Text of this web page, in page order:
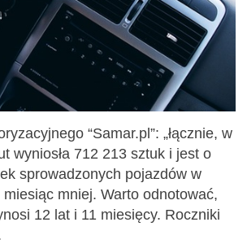
“Samar.pl”: „łącznie, w
wyniosła 712 213 sztuk i jest o
sprowadzonych pojazdów w
mniej. Warto odnotować,
12 lat i 11 miesięcy. Roczniki